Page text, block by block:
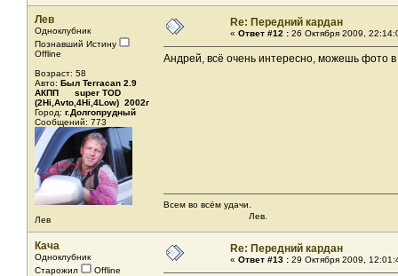
Лев
Одноклубник
Познавший Истину
Offline
Возраст: 58
Авто: Был Terracan 2.9
АКПП super TOD
(2Hi,Avto,4Hi,4Low) 2002г
Город: г.Долгопрудный
Сообщений: 773
Лев
Re: Передний кардан
« Ответ #12 : 26 Октября 2009,
Андрей, всё очень интересно, можешь фото
Всем во всём удачи.
Лев.
Кача
Одноклубник
Старожил
Offline
Re: Передний кардан
« Ответ #13 : 29 Октября 2009,